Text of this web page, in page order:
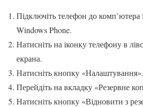
Підключіть телефон до комп’ютера
Windows Phone.
Натисніть на іконку телефону в
екрана.
Натисніть кнопку «Налаштування».
Перейдіть на вкладку «Резервне
Натисніть кнопку «Відновити з